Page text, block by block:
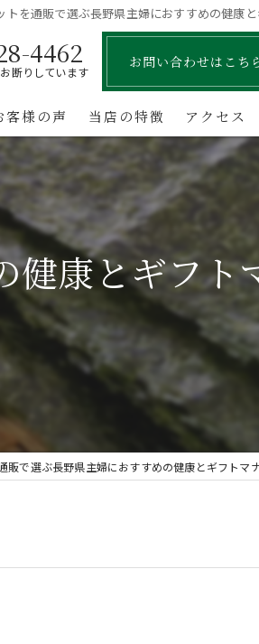
トを通販で選ぶ長野県主婦におすすめの健康
4462
断りしています
お問い合わせはこち
客様の声 当店の特徴
国産
お中元
お歳暮
お取り寄せ
業務用
アクセス
健康とギフト
販で選ぶ長野県主婦におすすめの健康とギフトマ